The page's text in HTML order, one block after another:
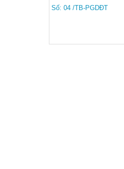
Số: 04 /TB-PGDĐT